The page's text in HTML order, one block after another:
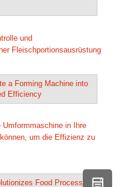
und
Fleischportionsausrüstung
in Ihre
um die Effizienz zu